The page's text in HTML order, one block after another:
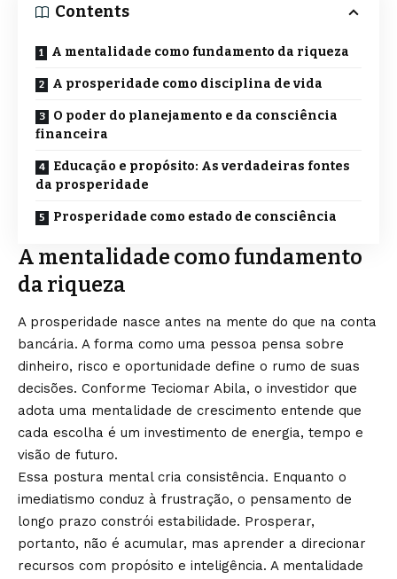
Contents
A mentalidade como fundamento da riqueza
A prosperidade como disciplina de vida
O poder do planejamento e da consciência
financeira
Educação e propósito: As verdadeiras fontes
da prosperidade
Prosperidade como estado de consciência
A mentalidade como fundamento
da riqueza
A prosperidade nasce antes na mente do que na conta
bancária. A forma como uma pessoa pensa sobre
dinheiro, risco e oportunidade define o rumo de suas
decisões. Conforme Teciomar Abila, o investidor que
adota uma mentalidade de crescimento entende que
cada escolha é um investimento de energia, tempo e
visão de futuro.
Essa postura mental cria consistência. Enquanto o
imediatismo conduz à frustração, o pensamento de
longo prazo constrói estabilidade. Prosperar,
portanto, não é acumular, mas aprender a direcionar
recursos com propósito e inteligência. A mentalidade